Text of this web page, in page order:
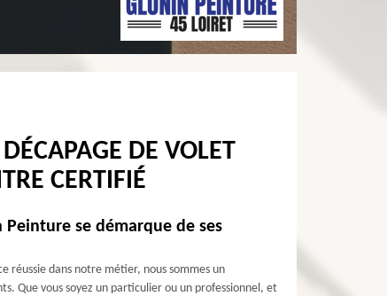
DE VOLET
CERTIFIÉ
se démarque de ses
réussie dans notre métier, nous sommes un
Que vous soyez un particulier ou un professionnel, et